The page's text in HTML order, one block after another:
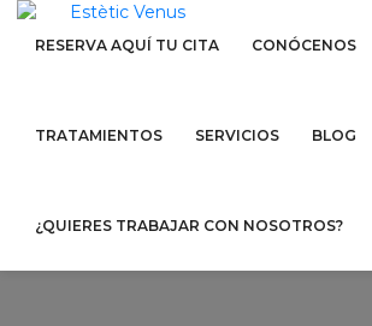
RESERVA AQUÍ TU CITA CONÓCENOS
TRATAMIENTOS SERVICIOS BLOG
¿QUIERES TRABAJAR CON NOSOTROS?